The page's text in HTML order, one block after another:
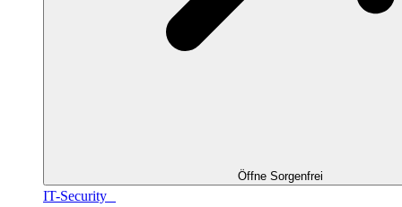
Öffne Sorgenfrei
IT-Security